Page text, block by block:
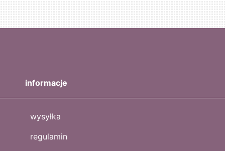
informacje
wysyłka
regulamin